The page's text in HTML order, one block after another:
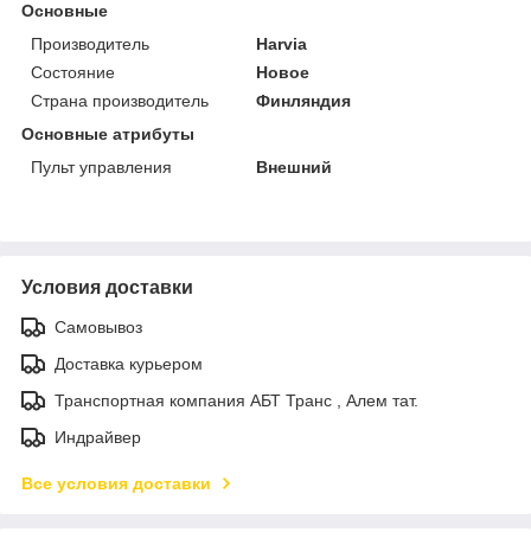
Основные
Производитель
Harvia
Состояние
Новое
Страна производитель
Финляндия
Основные атрибуты
Пульт управления
Внешний
Условия доставки
Самовывоз
Доставка курьером
Транспортная компания АБТ Транс , Алем тат.
Индрайвер
Все условия доставки